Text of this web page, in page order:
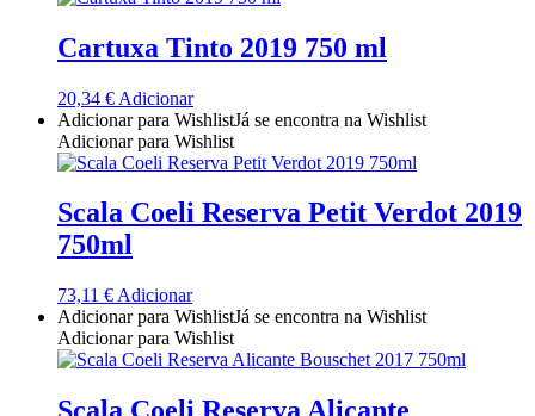
Quinta Do Noval Douro
Quinta Do Paral Alentejo
Quinta do Pessegueiro - Douro
Quinta do Piloto
Quinta Do Regueiro - Região Vinhos Verdes
Quinta Do Rogel Algarve
Quinta do Sobreiró Trás-os -Montes
Cartuxa Tinto 2019 750 ml
20,34 € Adicionar
Adicionar para WishlistJá se encontra na Wishlist
Adicionar para Wishlist
Scala Coeli Reserva Petit Verdot 2019
750ml
73,11 € Adicionar
Adicionar para WishlistJá se encontra na Wishlist
Adicionar para Wishlist